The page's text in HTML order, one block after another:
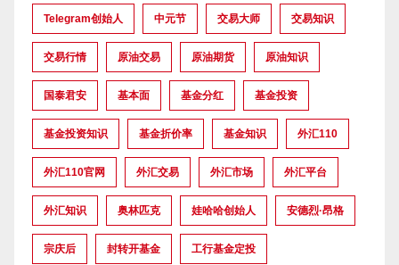
Telegram创始人 中元节 交易大师 交易知识
交易行情 原油交易 原油期货 原油知识
国泰君安 基本面 基金分红 基金投资
基金投资知识 基金折价率 基金知识 外汇110
外汇110官网 外汇交易 外汇市场 外汇平台
外汇知识 奥林匹克 娃哈哈创始人 安德烈·昂格
宗庆后 封转开基金 工行基金定投